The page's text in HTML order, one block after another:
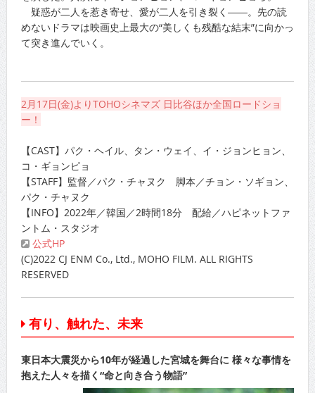
疑惑が二人を惹き寄せ、愛が二人を引き裂く――。先の読
めないドラマは映画史上最大の“美しくも残酷な結末”に向かっ
て突き進んでいく。
2月17日(金)よりTOHOシネマズ 日比谷ほか全国ロードショ
ー！
【CAST】パク・ヘイル、タン・ウェイ、イ・ジョンヒョン、
コ・ギョンピョ
【STAFF】監督／パク・チャヌク 脚本／チョン・ソギョン、
パク・チャヌク
【INFO】2022年／韓国／2時間18分 配給／ハピネットファ
ントム・スタジオ
公式HP
(C)2022 CJ ENM Co., Ltd., MOHO FILM. ALL RIGHTS
RESERVED
有り、触れた、未来
東日本大震災から10年が経過した宮城を舞台に 様々な事情を
抱えた人々を描く“命と向き合う物語”